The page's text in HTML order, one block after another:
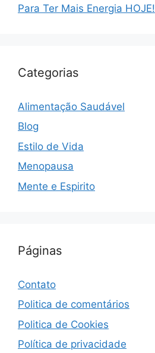
Para Ter Mais Energia HOJE!
Categorias
Alimentação Saudável
Blog
Estilo de Vida
Menopausa
Mente e Espirito
Páginas
Contato
Politica de comentários
Politica de Cookies
Política de privacidade